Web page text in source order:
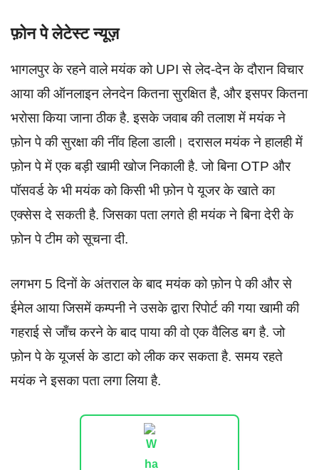
फ़ोन पे लेटेस्ट न्यूज़
भागलपुर के रहने वाले मयंक को UPI से लेद-देन के दौरान विचार
आया की ऑनलाइन लेनदेन कितना सुरक्षित है, और इसपर कितना
भरोसा किया जाना ठीक है. इसके जवाब की तलाश में मयंक ने
फ़ोन पे की सुरक्षा की नींव हिला डाली। दरासल मयंक ने हालही में
फ़ोन पे में एक बड़ी खामी खोज निकाली है. जो बिना OTP और
पॉसवर्ड के भी मयंक को किसी भी फ़ोन पे यूजर के खाते का
एक्सेस दे सकती है. जिसका पता लगते ही मयंक ने बिना देरी के
फ़ोन पे टीम को सूचना दी.
लगभग 5 दिनों के अंतराल के बाद मयंक को फ़ोन पे की और से
ईमेल आया जिसमें कम्पनी ने उसके द्वारा रिपोर्ट की गया खामी की
गहराई से जाँच करने के बाद पाया की वो एक वैलिड बग है. जो
फ़ोन पे के यूजर्स के डाटा को लीक कर सकता है. समय रहते
मयंक ने इसका पता लगा लिया है.